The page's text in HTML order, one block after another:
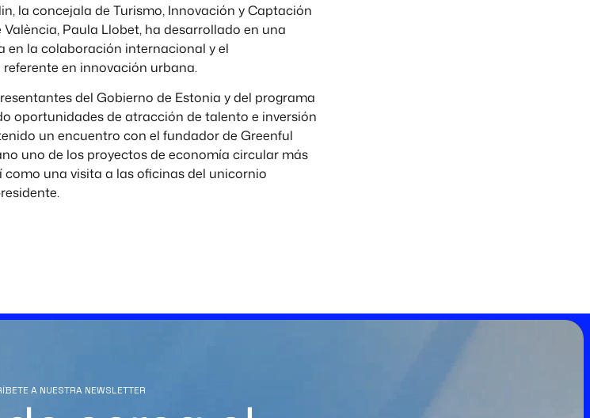
la concejala de Turismo, Innovación y Captación
Paula Llobet, ha desarrollado en una
en la colaboración internacional y el
en innovación urbana.
del Gobierno de Estonia y del programa
oportunidades de atracción de talento e inversión
un encuentro con el fundador de Greenful
uno de los proyectos de economía circular más
una visita a las oficinas del unicornio
A NUESTRA NEWSLETTER